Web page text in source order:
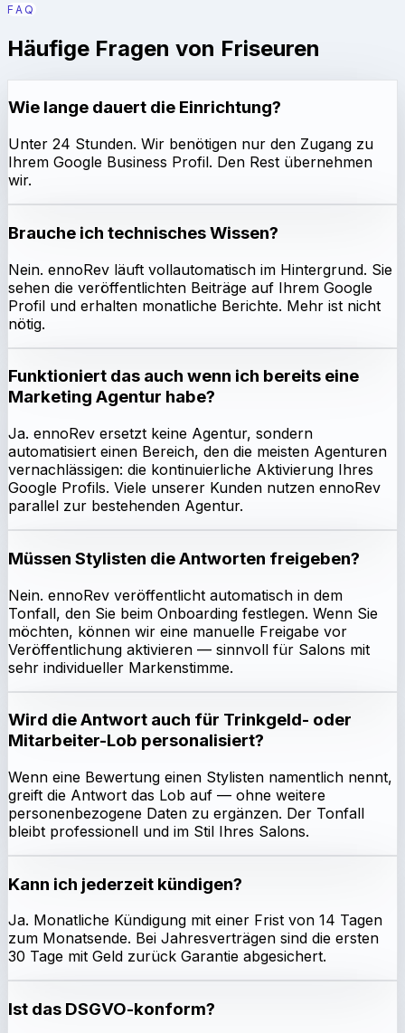
FAQ
Häufige Fragen von Friseuren
Wie lange dauert die Einrichtung?
Unter 24 Stunden. Wir benötigen nur den Zugang zu
Ihrem Google Business Profil. Den Rest übernehmen
wir.
Brauche ich technisches Wissen?
Nein. ennoRev läuft vollautomatisch im Hintergrund. Sie
sehen die veröffentlichten Beiträge auf Ihrem Google
Profil und erhalten monatliche Berichte. Mehr ist nicht
nötig.
Funktioniert das auch wenn ich bereits eine
Marketing Agentur habe?
Ja. ennoRev ersetzt keine Agentur, sondern
automatisiert einen Bereich, den die meisten Agenturen
vernachlässigen: die kontinuierliche Aktivierung Ihres
Google Profils. Viele unserer Kunden nutzen ennoRev
parallel zur bestehenden Agentur.
Müssen Stylisten die Antworten freigeben?
Nein. ennoRev veröffentlicht automatisch in dem
Tonfall, den Sie beim Onboarding festlegen. Wenn Sie
möchten, können wir eine manuelle Freigabe vor
Veröffentlichung aktivieren — sinnvoll für Salons mit
sehr individueller Markenstimme.
Wird die Antwort auch für Trinkgeld- oder
Mitarbeiter-Lob personalisiert?
Wenn eine Bewertung einen Stylisten namentlich nennt,
greift die Antwort das Lob auf — ohne weitere
personenbezogene Daten zu ergänzen. Der Tonfall
bleibt professionell und im Stil Ihres Salons.
Kann ich jederzeit kündigen?
Ja. Monatliche Kündigung mit einer Frist von 14 Tagen
zum Monatsende. Bei Jahresverträgen sind die ersten
30 Tage mit Geld zurück Garantie abgesichert.
Ist das DSGVO-konform?